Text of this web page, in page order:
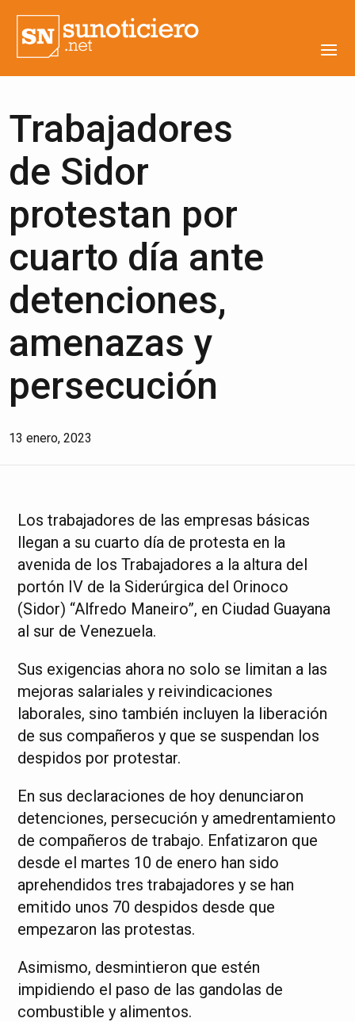
Trabajadores
de Sidor
protestan por
cuarto día ante
detenciones,
amenazas y
persecución
13 enero, 2023
Los trabajadores de las empresas básicas
llegan a su cuarto día de protesta en la
avenida de los Trabajadores a la altura del
portón IV de la Siderúrgica del Orinoco
(Sidor) “Alfredo Maneiro”, en Ciudad Guayana
al sur de Venezuela.
Sus exigencias ahora no solo se limitan a las
mejoras salariales y reivindicaciones
laborales, sino también incluyen la liberación
de sus compañeros y que se suspendan los
despidos por protestar.
En sus declaraciones de hoy denunciaron
detenciones, persecución y amedrentamiento
de compañeros de trabajo. Enfatizaron que
desde el martes 10 de enero han sido
aprehendidos tres trabajadores y se han
emitido unos 70 despidos desde que
empezaron las protestas.
Asimismo, desmintieron que estén
impidiendo el paso de las gandolas de
combustible y alimentos.